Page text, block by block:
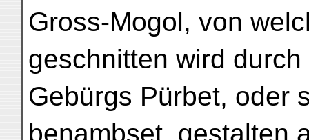
Gross-Mogol, von
geschnitten wird
Gebürgs Pürbet, oder
benambset, gestalten